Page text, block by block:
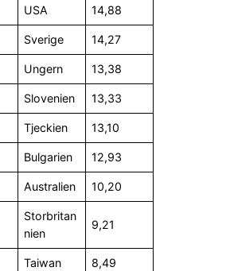
USA 14,88
Sverige 14,27
Ungern 13,38
Slovenien 13,33
Tjeckien 13,10
Bulgarien 12,93
Australien 10,20
Storbritan
nien
9,21
Taiwan 8,49